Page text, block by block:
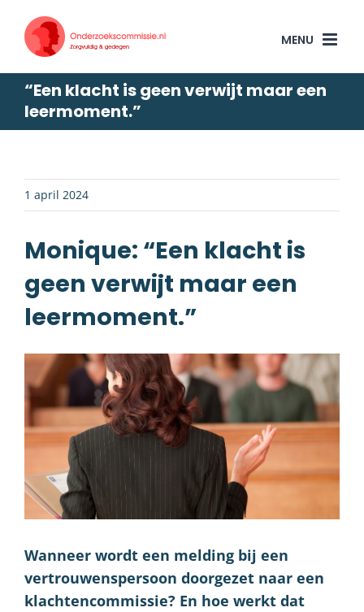
content
“Een klacht is geen verwijt maar een
leermoment.”
1 april 2024
Monique: “Een klacht is
geen verwijt maar een
leermoment.”
Wanneer wordt een melding bij een
vertrouwenspersoon doorgezet naar een
klachtencommissie? En hoe werkt dat